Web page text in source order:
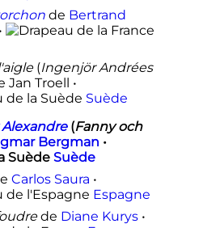
de Bertrand
(Ingenjör Andrées
Jan Troell •
Suède
(Fanny och
Bergman •
Suède
Carlos Saura •
Espagne
de Diane Kurys•